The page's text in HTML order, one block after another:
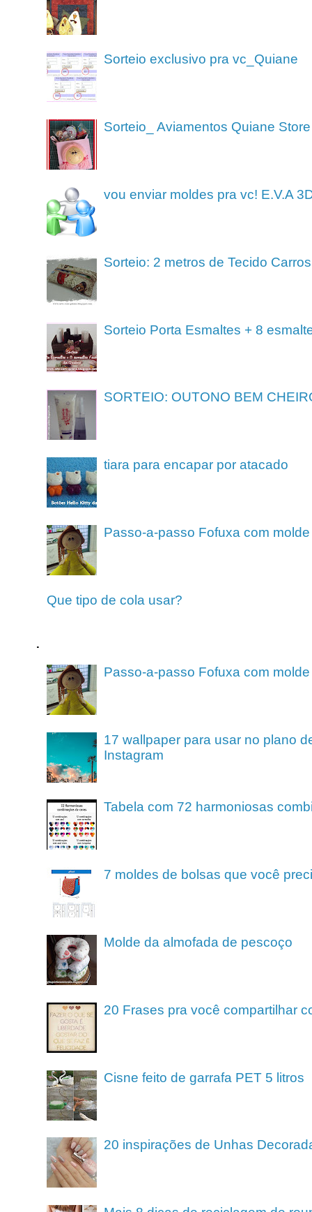
Sorteio exclusivo pra vc_Quiane
Sorteio_ Aviamentos Quiane Store
vou enviar moldes pra vc! E.V.A
Sorteio: 2 metros de Tecido Carros
Sorteio Porta Esmaltes + 8
SORTEIO: OUTONO BEM
tiara para encapar por atacado
Passo-a-passo Fofuxa com molde
Que tipo de cola usar?
.
Passo-a-passo Fofuxa com molde
17 wallpaper para usar no plano
Instagram
Tabela com 72 harmoniosas
7 moldes de bolsas que você
Molde da almofada de pescoço
20 Frases pra você compartilhar
Cisne feito de garrafa PET 5 litros
20 inspirações de Unhas